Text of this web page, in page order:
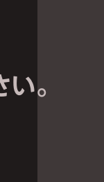
。